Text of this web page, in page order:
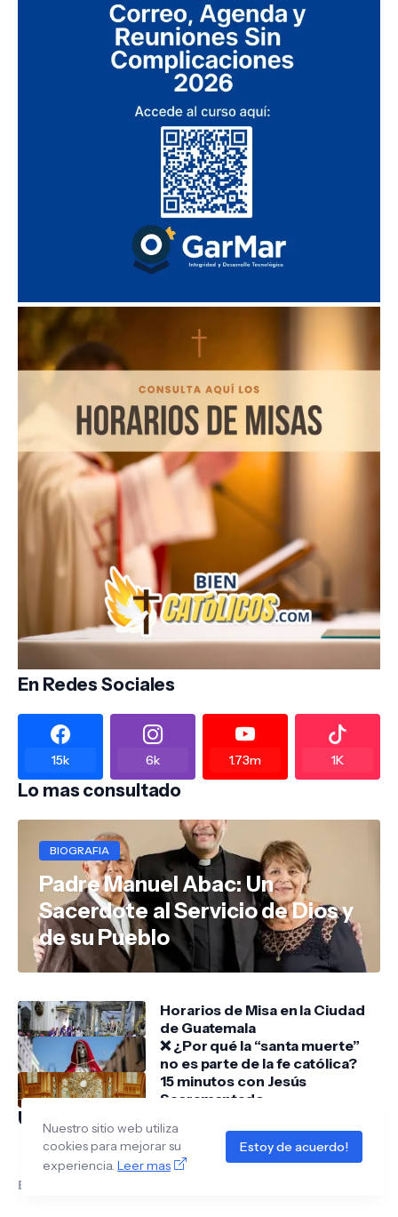
En Redes Sociales
15k 6k 1.73m 1K
Lo mas consultado
BIOGRAFIA
Padre Manuel Abac: Un
Sacerdote al Servicio de Dios y
de su Pueblo
Horarios de Misa en la Ciudad
de Guatemala
❌ ¿Por qué la “santa muerte”
no es parte de la fe católica?
15 minutos con Jesús
Sacramentado
Ultimos Artículos Publicados
Error:
Nuestro sitio web utiliza
cookies para mejorar su
experiencia. Leer mas
Estoy de acuerdo!